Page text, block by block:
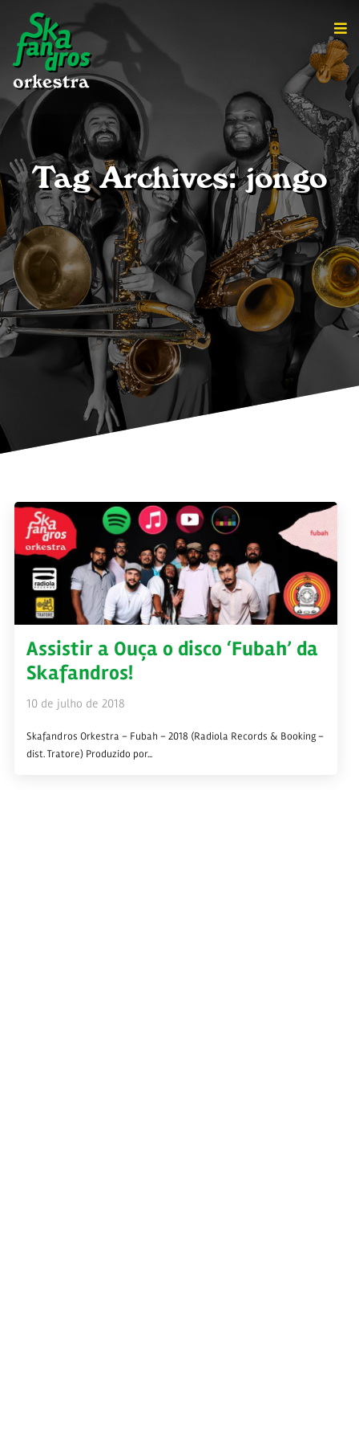
Tag Archives: jongo
Assistir a Ouça o disco ‘Fubah’ da
Skafandros!
10 de julho de 2018
Skafandros Orkestra – Fubah – 2018 (Radiola Records & Booking –
dist. Tratore) Produzido por...